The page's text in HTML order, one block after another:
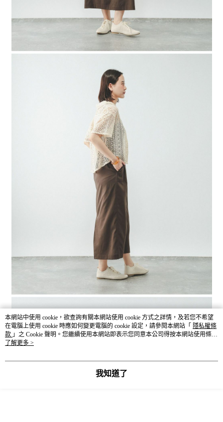
本網站中使用 cookie，欲查詢有關本網站使用 cookie 方式之詳情，及若您不希望
在電腦上使用 cookie 時應如何變更電腦的 cookie 設定，請參閱本網站「 隱私權條
款 」之 Cookie 聲明。您繼續使用本網站即表示您同意本公司得按本網站使用條款
之 Cookie 聲明使用 cookie。
了解更多 >
我知道了